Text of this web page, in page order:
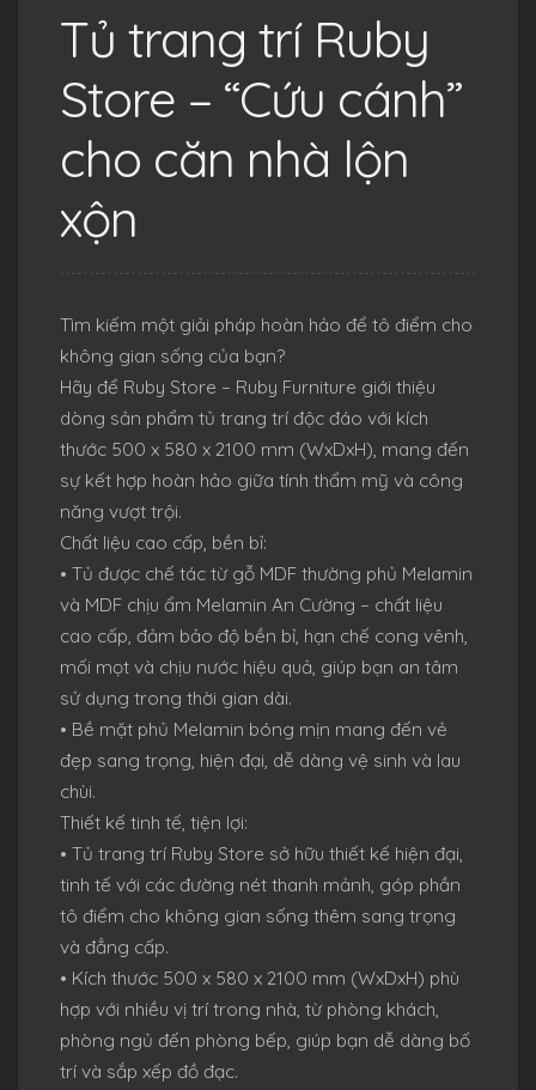
Tủ trang trí Ruby
Store – “Cứu cánh”
cho căn nhà lộn
xộn
Tìm kiếm một giải pháp hoàn hảo để tô điểm cho
không gian sống của bạn?
Hãy để Ruby Store – Ruby Furniture giới thiệu
dòng sản phẩm tủ trang trí độc đáo với kích
thước 500 x 580 x 2100 mm (WxDxH), mang đến
sự kết hợp hoàn hảo giữa tính thẩm mỹ và công
năng vượt trội.
Chất liệu cao cấp, bền bỉ:
• Tủ được chế tác từ gỗ MDF thường phủ Melamin
và MDF chịu ẩm Melamin An Cường – chất liệu
cao cấp, đảm bảo độ bền bỉ, hạn chế cong vênh,
mối mọt và chịu nước hiệu quả, giúp bạn an tâm
sử dụng trong thời gian dài.
• Bề mặt phủ Melamin bóng mịn mang đến vẻ
đẹp sang trọng, hiện đại, dễ dàng vệ sinh và lau
chùi.
Thiết kế tinh tế, tiện lợi:
• Tủ trang trí Ruby Store sở hữu thiết kế hiện đại,
tinh tế với các đường nét thanh mảnh, góp phần
tô điểm cho không gian sống thêm sang trọng
và đẳng cấp.
• Kích thước 500 x 580 x 2100 mm (WxDxH) phù
hợp với nhiều vị trí trong nhà, từ phòng khách,
phòng ngủ đến phòng bếp, giúp bạn dễ dàng bố
trí và sắp xếp đồ đạc.